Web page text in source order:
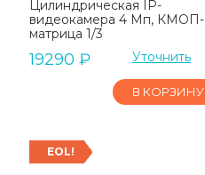
Цилиндрическая IP-
видеокамера 4 Мп, КМОП-
матрица 1/3
19290 ₽ Уточнить
В КОРЗИНУ
EOL!